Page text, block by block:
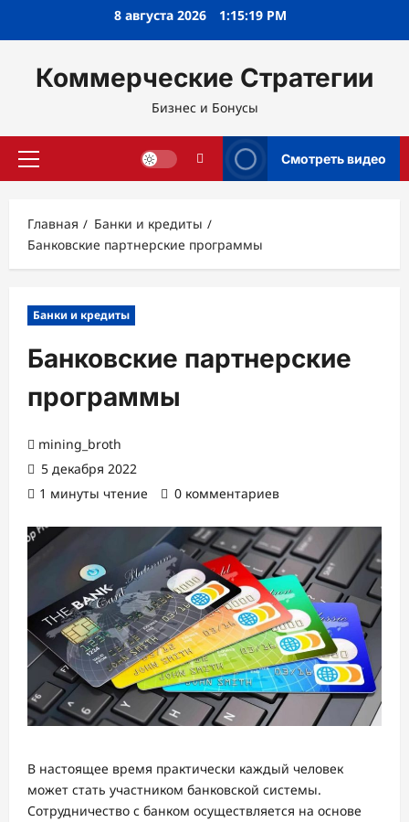
8 августа 2026 1:15:19 PM
Коммерческие Стратегии
Бизнес и Бонусы
Основное
Смотреть видео
Главная
Банки и кредиты
Банковские партнерские программы
Банки и кредиты
Банковские партнерские
программы
mining_broth
5 декабря 2022
1 минуты чтение
0 комментариев
В настоящее время практически каждый человек
может стать участником банковской системы.
Сотрудничество с банком осуществляется на основе